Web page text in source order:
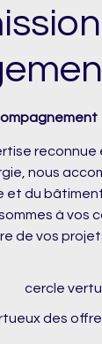
nous
et du
à vos
de vos
des